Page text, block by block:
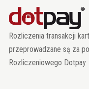
Rozliczenia transakcji
przeprowadzane są za
Rozliczeniowego Dotpay